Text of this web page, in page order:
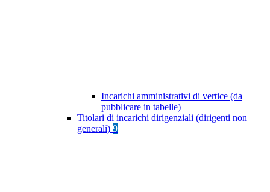
Incarichi amministrativi di vertice (da
pubblicare in tabelle)
Titolari di incarichi dirigenziali (dirigenti non
generali) 9